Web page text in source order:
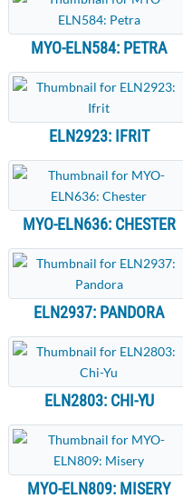
MYO-ELN584: PETRA
ELN2923: IFRIT
MYO-ELN636: CHESTER
ELN2937: PANDORA
ELN2803: CHI-YU
MYO-ELN809: MISERY